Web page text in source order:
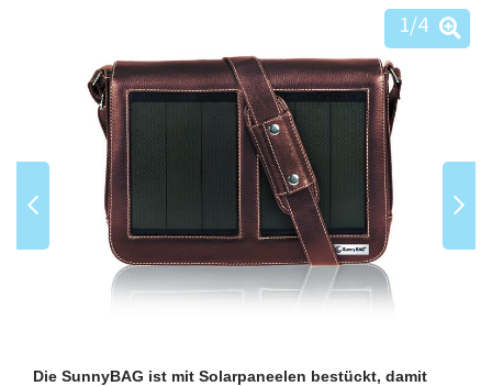
Die SunnyBAG ist mit Solarpaneelen bestückt, damit
1/4